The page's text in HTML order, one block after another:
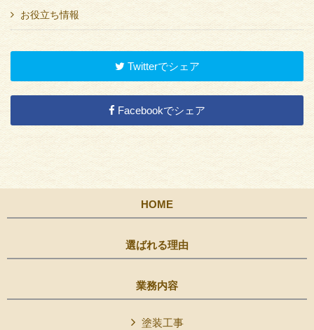
お役立ち情報
Twitterでシェア
Facebookでシェア
HOME
選ばれる理由
業務内容
塗装工事